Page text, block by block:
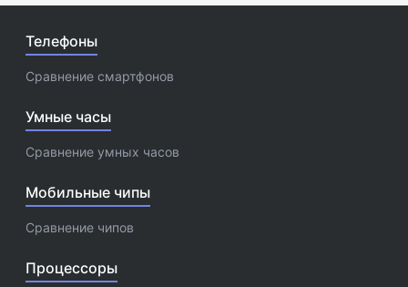
Телефоны
Сравнение смартфонов
Умные часы
Сравнение умных часов
Мобильные чипы
Сравнение чипов
Процессоры